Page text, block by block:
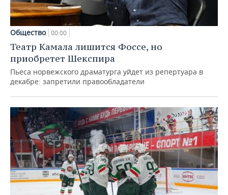
Общество 00:00
Театр Камала лишится Фоссе, но
приобретет Шекспира
Пьеса норвежского драматурга уйдет из репертуара в
декабре: запретили правообладатели